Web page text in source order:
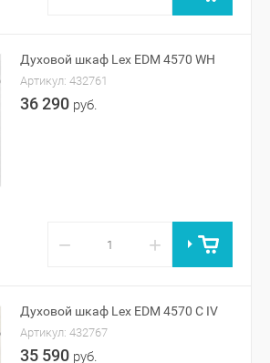
Духовой шкаф Lex EDM 4570 WH
Артикул: 432761
36 290 руб.
− +
Духовой шкаф Lex EDM 4570 C IV
Артикул: 432767
35 590 руб.